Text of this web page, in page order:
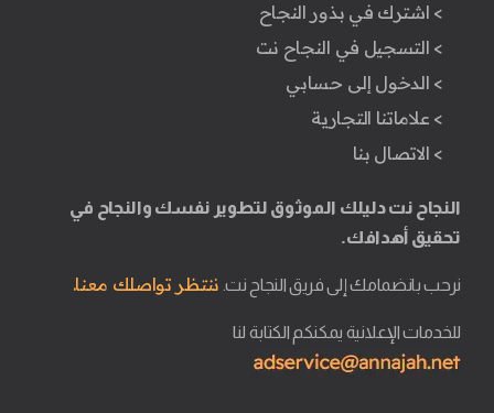
> اشترك في بذور النجاح
> التسجيل في النجاح نت
> الدخول إلى حسابي
> علاماتنا التجارية
> الاتصال بنا
النجاح نت دليلك الموثوق لتطوير نفسك والنجاح في
تحقيق أهدافك.
نرحب بانضمامك إلى فريق النجاح نت. ننتظر تواصلك معنا.
للخدمات الإعلانية يمكنكم الكتابة لنا